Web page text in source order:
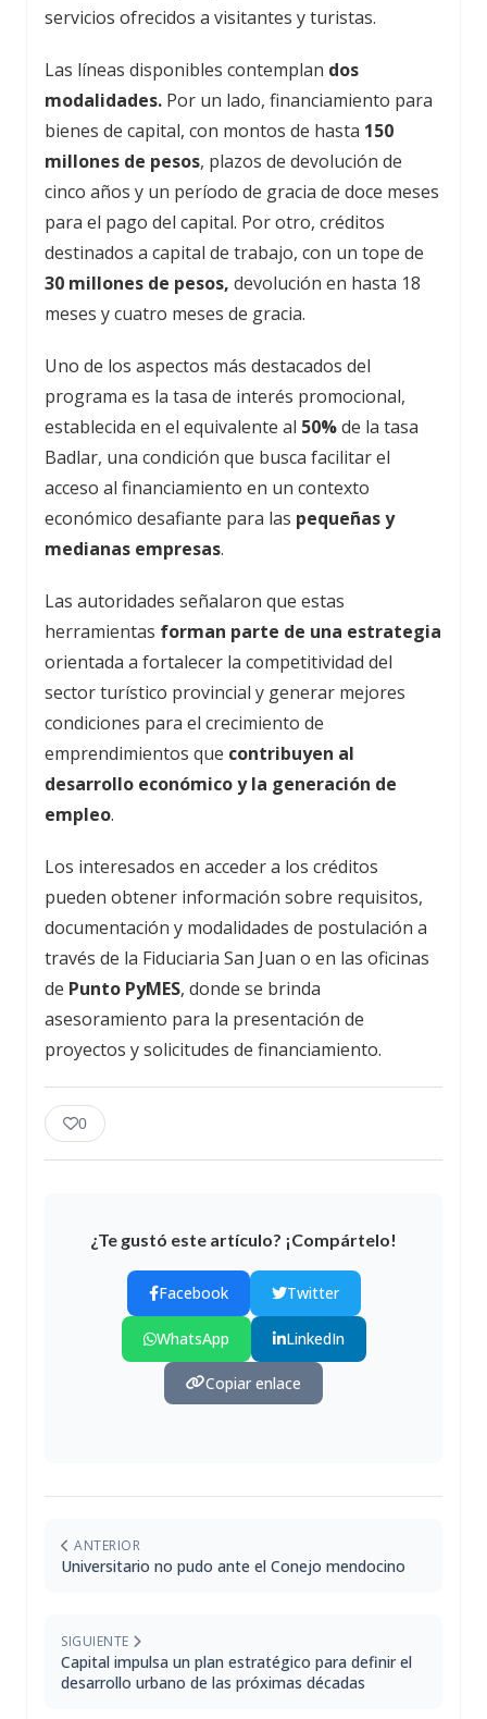
servicios ofrecidos a visitantes y turistas.
Las líneas disponibles contemplan dos
modalidades. Por un lado, financiamiento para
bienes de capital, con montos de hasta 150
millones de pesos, plazos de devolución de
cinco años y un período de gracia de doce meses
para el pago del capital. Por otro, créditos
destinados a capital de trabajo, con un tope de
30 millones de pesos, devolución en hasta 18
meses y cuatro meses de gracia.
Uno de los aspectos más destacados del
programa es la tasa de interés promocional,
establecida en el equivalente al 50%de la tasa
Badlar, una condición que busca facilitar el
acceso al financiamiento en un contexto
económico desafiante para las pequeñas y
medianas empresas.
Las autoridades señalaron que estas
herramientas forman parte de una estrategia
orientada a fortalecer la competitividad del
sector turístico provincial y generar mejores
condiciones para el crecimiento de
emprendimientos que contribuyen al
desarrollo económico y la generación de
empleo.
Los interesados en acceder a los créditos
pueden obtener información sobre requisitos,
documentación y modalidades de postulación a
través de la Fiduciaria San Juan o en las oficinas
de Punto PyMES, donde se brinda
asesoramiento para la presentación de
proyectos y solicitudes de financiamiento.
0
¿Te gustó este artículo? ¡Compártelo!
Facebook Twitter
WhatsApp LinkedIn
Copiar enlace
ANTERIOR
Universitario no pudo ante el Conejo mendocino
SIGUIENTE
Capital impulsa un plan estratégico para definir el
desarrollo urbano de las próximas décadas